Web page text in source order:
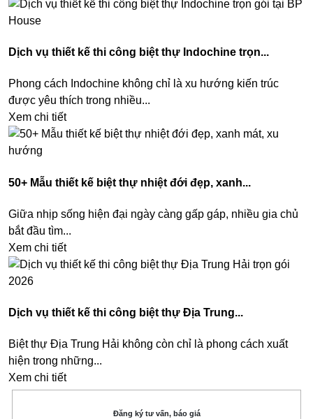
Dịch vụ thiết kế thi công biệt thự Indochine trọn...
Phong cách Indochine không chỉ là xu hướng kiến trúc
được yêu thích trong nhiều...
Xem chi tiết
50+ Mẫu thiết kế biệt thự nhiệt đới đẹp, xanh...
Giữa nhịp sống hiện đại ngày càng gấp gáp, nhiều gia chủ
bắt đầu tìm...
Xem chi tiết
Dịch vụ thiết kế thi công biệt thự Địa Trung...
Biệt thự Địa Trung Hải không còn chỉ là phong cách xuất
hiện trong những...
Xem chi tiết
Đăng ký tư vấn, báo giá